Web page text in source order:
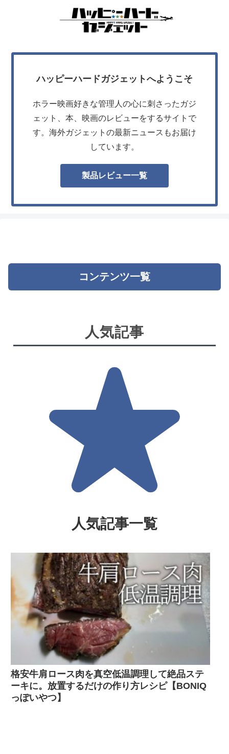
ハッピーハードガジェットへようこそ
ホラー映画好きな管理人の心に刺さったガジ
ェット、本、映画のレビューをするサイトで
す。海外ガジェットの最新ニュースもお届け
しています。
製品レビュー一覧
コンテンツ一覧
人気記事
人気記事一覧
格安牛肩ロース肉を真空低温調理して絶品ステ
ーキに。放置するだけの作り方レシピ【BONIQ
っぽいやつ】